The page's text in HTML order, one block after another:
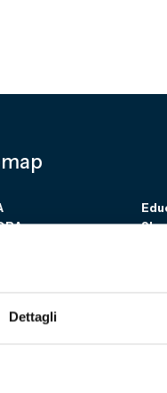
Dettagli
Cultural Heritage